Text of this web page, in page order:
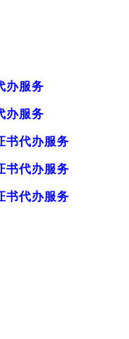
办服务
办服务
书代办服务
书代办服务
书代办服务